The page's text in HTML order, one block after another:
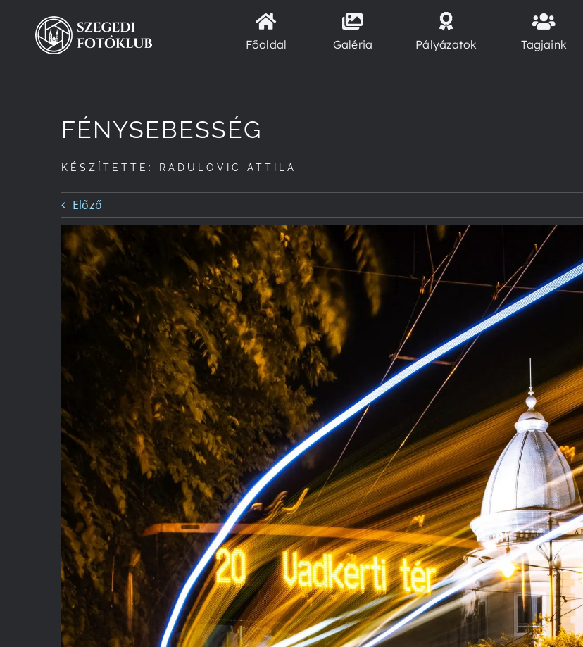
Kihagyás
Főoldal Galéria Pályázatok Tagjaink
FÉNYSEBESSÉG
KÉSZÍTETTE: RADULOVIC ATTILA
Előző